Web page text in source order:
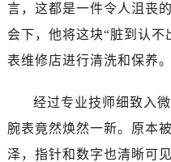
言，这都是一件令人沮丧
会下，他将这块“脏到认不
表维修店进行清洗和保养。
经过专业技师细致入
腕表竟然焕然一新。原本
泽，指针和数字也清晰可